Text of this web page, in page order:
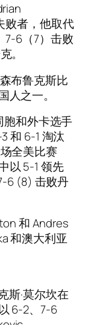
败者，他取代
7-6（7）击败
。
布鲁克斯比
之一。
胞和外卡选手
和 6-1 淘汰
全美比赛
以 5-1 领先
6 (8) 击败丹
和 Andres
和澳大利亚
斯·莫尔坎在
6-2、7-6